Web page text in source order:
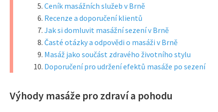
Ceník masážních služeb v Brně
Recenze a doporučení klientů
Jak si domluvit masážní sezení v Brně
Časté otázky a odpovědi o masáži v Brně
Masáž jako součást zdravého životního stylu
Doporučení pro udržení efektů masáže po sezení
Výhody masáže pro zdraví a pohodu